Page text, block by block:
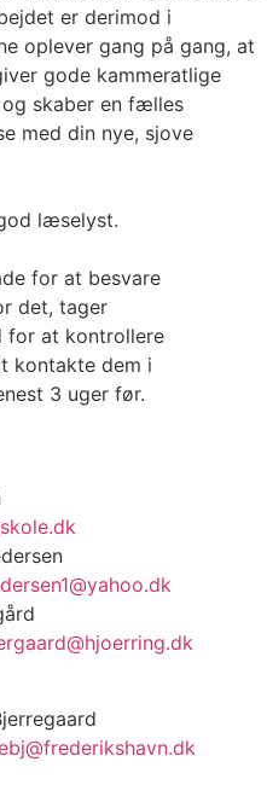
er derimod i
oplever gang på gang, at
gode kammeratlige
skaber en fælles
med din nye, sjove
læselyst.
for at besvare
det, tager
for at kontrollere
kontakte dem i
3 uger før.